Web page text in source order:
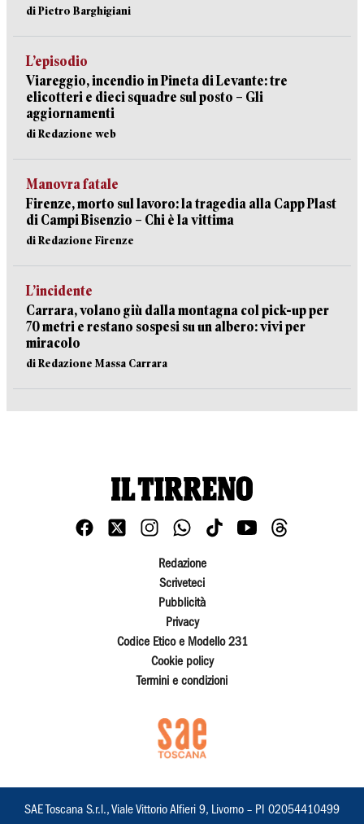
di Pietro Barghigiani
L’episodio
Viareggio, incendio in Pineta di Levante: tre
elicotteri e dieci squadre sul posto – Gli
aggiornamenti
di Redazione web
Manovra fatale
Firenze, morto sul lavoro: la tragedia alla Capp Plast
di Campi Bisenzio – Chi è la vittima
di Redazione Firenze
L’incidente
Carrara, volano giù dalla montagna col pick-up per
70 metri e restano sospesi su un albero: vivi per
miracolo
di Redazione Massa Carrara
Redazione
Scriveteci
Pubblicità
Privacy
Codice Etico e Modello 231
Cookie policy
Termini e condizioni
SAE Toscana S.r.l., Viale Vittorio Alfieri 9, Livorno – PI 02054410499